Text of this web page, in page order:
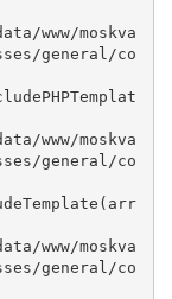
general/co
general/co
general/co